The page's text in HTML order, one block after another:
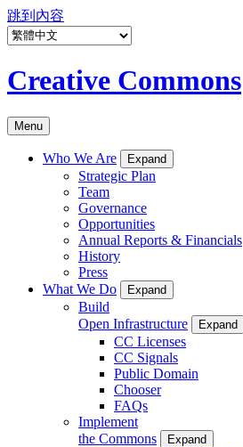
跳到內容
Creative Commons
Menu
Who We Are Expand
Strategic Plan
Team
Governance
Opportunities
Annual Reports & Financials
History
Press
What We Do
Expand
Build
Open Infrastructure
Expand
CC Licenses
CC Signals
Public Domain
Chooser
FAQs
Implement
the Commons
Expand